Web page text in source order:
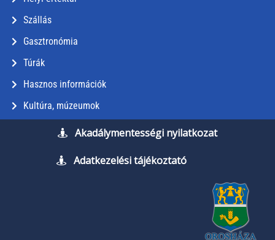
Szállás
Gasztronómia
Túrák
Hasznos információk
Kultúra, múzeumok
Akadálymentességi nyilatkozat
Adatkezelési tájékoztató